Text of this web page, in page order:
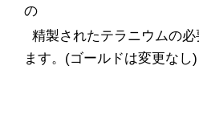
の
精製されたテラニウムの必
ます。(ゴールドは変更なし)